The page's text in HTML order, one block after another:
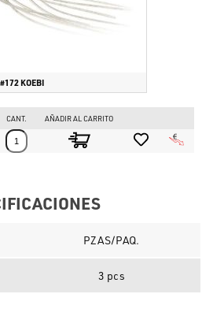
#172 KOEBI
CANT. AÑADIR AL CARRITO
PZAS/PAQ.
3 pcs